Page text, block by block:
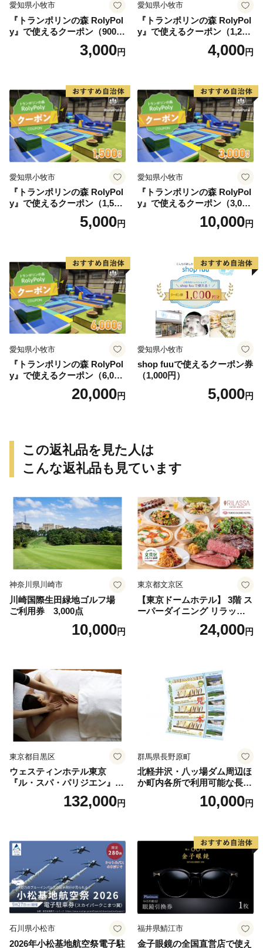
愛知県小牧市
『トランポリンの森 RolyPol
y』で使えるクーポン（900
3,000円
愛知県小牧市
『トランポリンの森 RolyPol
y』で使えるクーポン（1,200
4,000円
愛知県小牧市
『トランポリンの森 RolyPol
y』で使えるクーポン（1,500
5,000円
愛知県小牧市
『トランポリンの森 RolyPol
y』で使えるクーポン（3,000
10,000円
愛知県小牧市
『トランポリンの森 RolyPol
y』で使えるクーポン（6,000
20,000円
愛知県小牧市
shop fuuで使えるクーポン券
（1,000円）
5,000円
この返礼品を見た人は
こんな返礼品も見ています
神奈川県川崎市
川崎国際生田緑地ゴルフ場
ご利用券 3,000点
10,000円
東京都文京区
【東京ドームホテル】 3階 ス
ーパーダイニング リラッサ
ランチブッフェ お食事券 大
人1名様分 関東 東京 ご利用
24,000円
東京都目黒区
ウェスティンホテル東京
『ル・スパ・パリジエン』選
べるボディセラピー90分/1名
132,000円
群馬県長野原町
北軽井沢・八ッ場ダム周辺ほ
か町内各所で利用可能な長野
原町ふるさと感謝券（3,000
円分）【トラベル 観光 旅行
10,000円
石川県小松市
2026年小松基地航空祭電子駐
福井県鯖江市
金子眼鏡の全国直営店で使え